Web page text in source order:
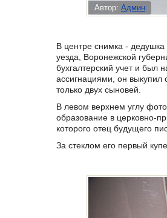
Автор: Админ
В центре снимка -
уезда, Воронежской
бухгалтерский учет и был
ассигнациями, он выкупил
только двух сыновей.
В левом верхнем углу
образование в церковно-
которого отец будущего
За стеклом его первый